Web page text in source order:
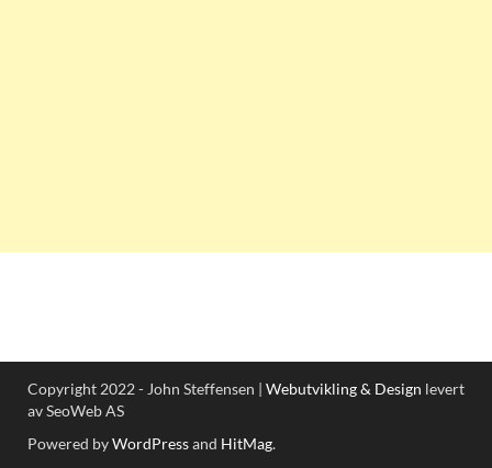
Copyright 2022 - John Steffensen | Webutvikling & Design levert
av SeoWeb AS
Powered byWordPressand HitMag.